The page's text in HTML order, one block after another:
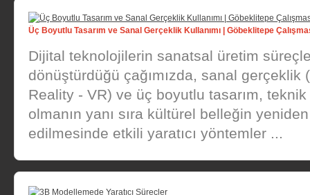
Üç Boyutlu Tasarım ve Sanal Gerçeklik Kullanımı | Göbeklitepe
Dijital teknolojilerin sanatsal üretim
dönüştürdüğü çağımızda, sanal gerçeklik
Reality - VR) ve üç boyutlu tasarım, teknik
olmanın yanı sıra kültürel belleğin
edilmesinde etkili yaratıcı yöntemler ...